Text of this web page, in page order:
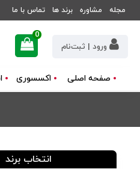
مجله مشاوره برند ها تماس با ما
ورود | ثبت‌نام
0
صفحه اصلی اکسسوری
انتخاب برند